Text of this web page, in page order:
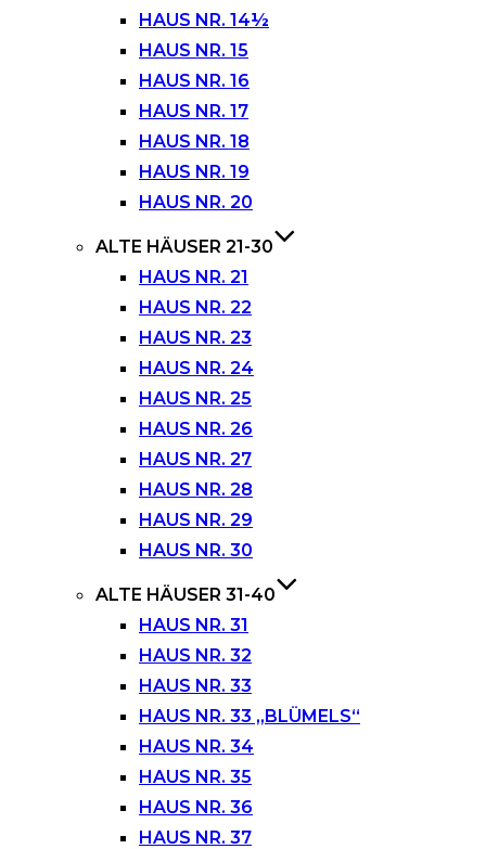
HAUS NR. 14½
HAUS NR. 15
HAUS NR. 16
HAUS NR. 17
HAUS NR. 18
HAUS NR. 19
HAUS NR. 20
ALTE HÄUSER 21-30
HAUS NR. 21
HAUS NR. 22
HAUS NR. 23
HAUS NR. 24
HAUS NR. 25
HAUS NR. 26
HAUS NR. 27
HAUS NR. 28
HAUS NR. 29
HAUS NR. 30
ALTE HÄUSER 31-40
HAUS NR. 31
HAUS NR. 32
HAUS NR. 33
HAUS NR. 33 „BLÜMELS“
HAUS NR. 34
HAUS NR. 35
HAUS NR. 36
HAUS NR. 37